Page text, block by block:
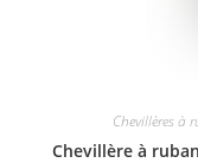
Chevillères à
Chevillère à